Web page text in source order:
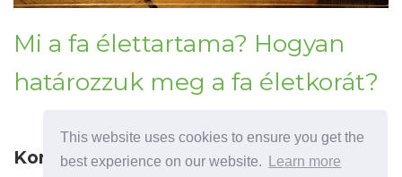
This website uses cookies to ensure you get the
best experience on our website.
Learn more
Mi a fa élettartama? Hogyan
határozzuk meg a fa életkorát?
Korábbi cikk